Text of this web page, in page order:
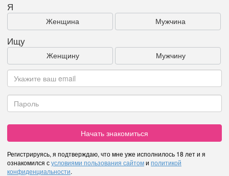
Я
Женщина Мужчина
Ищу
Женщину Мужчину
Начать знакомиться
Регистрируясь, я подтверждаю, что мне уже исполнилось 18 лет и я
ознакомился сусловиями пользования сайтоми политикой
конфиденциальности.